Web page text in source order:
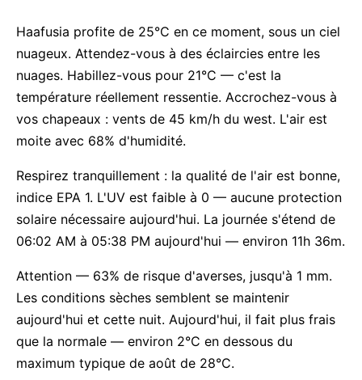
Haafusia profite de 25°C en ce moment, sous un ciel
nuageux. Attendez-vous à des éclaircies entre les
nuages. Habillez-vous pour 21°C — c'est la
température réellement ressentie. Accrochez-vous à
vos chapeaux : vents de 45 km/h du west. L'air est
moite avec 68% d'humidité.
Respirez tranquillement : la qualité de l'air est bonne,
indice EPA 1. L'UV est faible à 0 — aucune protection
solaire nécessaire aujourd'hui. La journée s'étend de
06:02 AM à 05:38 PM aujourd'hui — environ 11h 36m.
Attention — 63% de risque d'averses, jusqu'à 1 mm.
Les conditions sèches semblent se maintenir
aujourd'hui et cette nuit. Aujourd'hui, il fait plus frais
que la normale — environ 2°C en dessous du
maximum typique de août de 28°C.